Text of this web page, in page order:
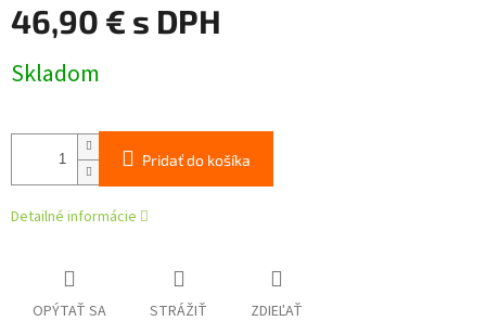
46,90 € s DPH
cena:
Skladom
Pridať do košíka
Detailné informácie
OPÝTAŤ SA STRÁŽIŤ ZDIEĽAŤ